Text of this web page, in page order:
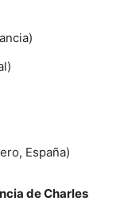
España)
de Charles